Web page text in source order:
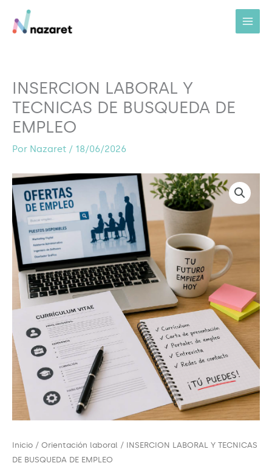
contenido
INSERCION LABORAL Y
TECNICAS DE BUSQUEDA DE
EMPLEO
Por Nazaret / 18/06/2026
Inicio / Orientación laboral / INSERCION LABORAL Y TECNICAS
DE BUSQUEDA DE EMPLEO